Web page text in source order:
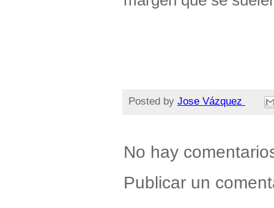
Posted by Jose Vázquez
No hay
Publicar un